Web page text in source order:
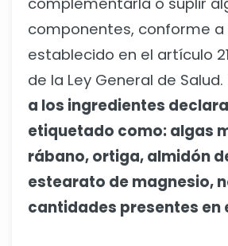
componentes, conforme a
establecido en el artículo
de la Ley General de Salud.
a los ingredientes
etiquetado como: algas
rábano, ortiga, almidón
estearato de magnesio,
cantidades presentes en